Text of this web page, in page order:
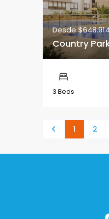
Desde
Country
3 Beds
1 2